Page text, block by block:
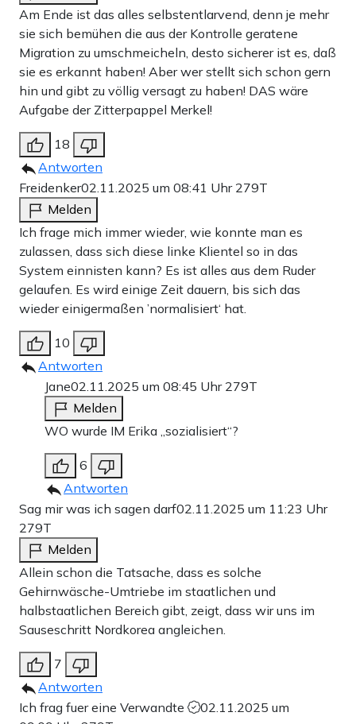
Am Ende ist das alles selbstentlarvend, denn je mehr
sie sich bemühen die aus der Kontrolle geratene
Migration zu umschmeicheln, desto sicherer ist es, daß
sie es erkannt haben! Aber wer stellt sich schon gern
hin und gibt zu völlig versagt zu haben! DAS wäre
Aufgabe der Zitterpappel Merkel!
18
Antworten
Freidenker02.11.2025 um 08:41 Uhr 279T
Melden
Ich frage mich immer wieder, wie konnte man es
zulassen, dass sich diese linke Klientel so in das
System einnisten kann? Es ist alles aus dem Ruder
gelaufen. Es wird einige Zeit dauern, bis sich das
wieder einigermaßen ’normalisiert‘ hat.
10
Antworten
Jane02.11.2025 um 08:45 Uhr 279T
Melden
WO wurde IM Erika „sozialisiert“?
6
Antworten
Sag mir was ich sagen darf02.11.2025 um 11:23 Uhr
279T
Melden
Allein schon die Tatsache, dass es solche
Gehirnwäsche-Umtriebe im staatlichen und
halbstaatlichen Bereich gibt, zeigt, dass wir uns im
Sauseschritt Nordkorea angleichen.
7
Antworten
Ich frag fuer eine Verwandte
02.11.2025 um